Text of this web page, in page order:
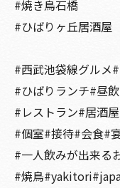
#焼き鳥石橋
#ひばりヶ丘居酒屋
#西武池袋線グルメ
#ひばりランチ#昼
#レストラン#居酒
#個室#接待#会食#
#一人飲みが出来る
#焼鳥